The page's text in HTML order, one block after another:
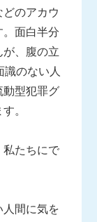
どのアカウ
。面白半分
が、腹の立
のない人
動型犯罪グ
。
私たちにで
間に気を